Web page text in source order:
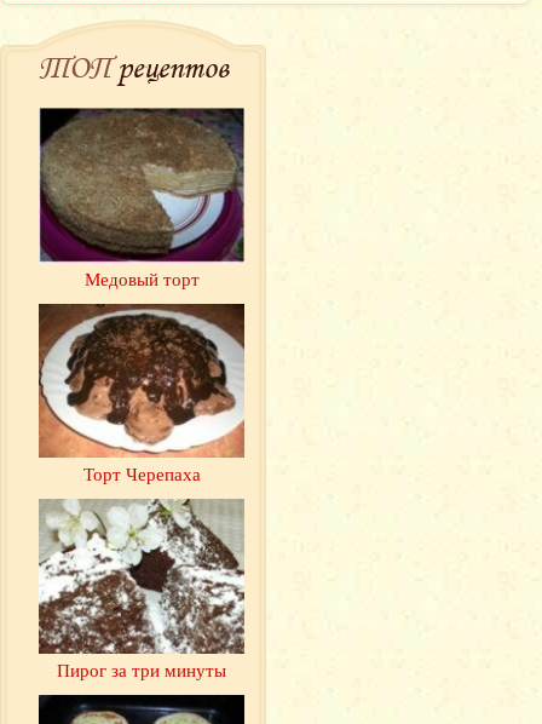
ТОПрецептов
Медовый торт
Торт Черепаха
Пирог за три минуты